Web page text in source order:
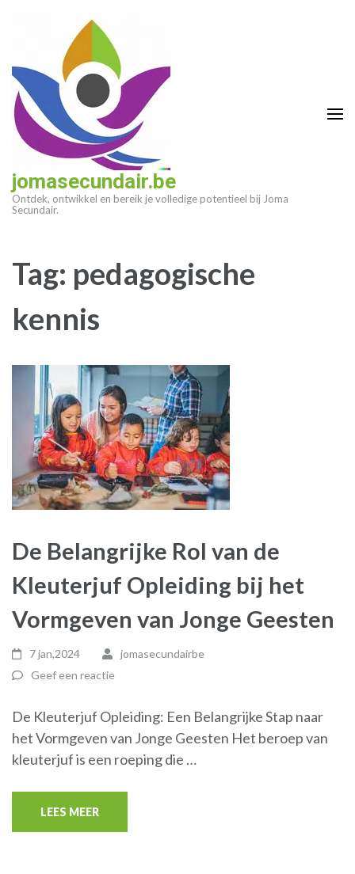
(druk
enter)
jomasecundair.be
Ontdek, ontwikkel en bereik je volledige potentieel bij Joma
Secundair.
Tag: pedagogische
kennis
De Belangrijke Rol van de
Kleuterjuf Opleiding bij het
Vormgeven van Jonge Geesten
7 jan,2024
jomasecundairbe
Geef een reactie
De Kleuterjuf Opleiding: Een Belangrijke Stap naar
het Vormgeven van Jonge Geesten Het beroep van
kleuterjuf is een roeping die …
LEES MEER